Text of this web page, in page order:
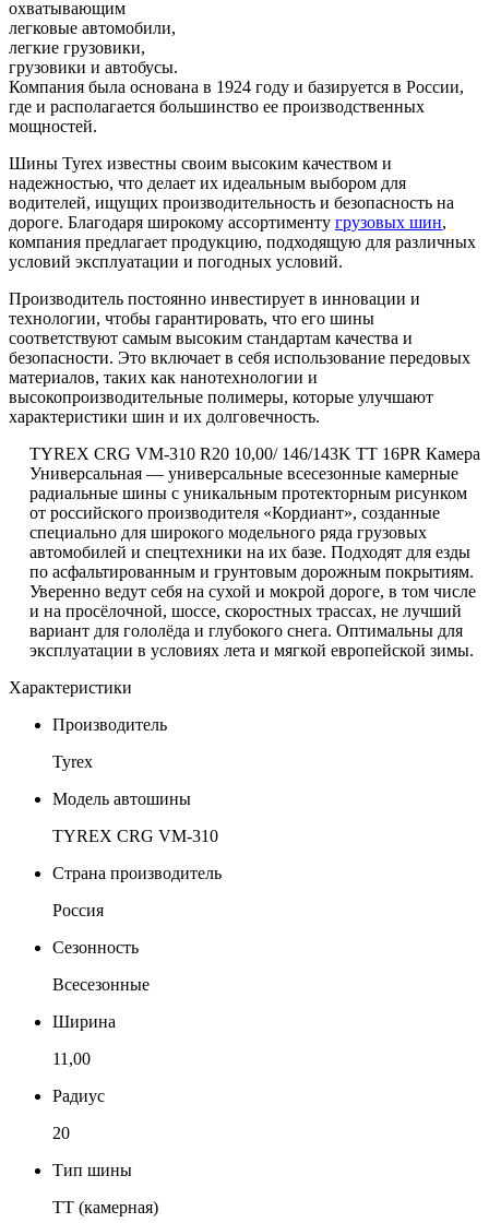
охватывающим
легковые автомобили,
легкие грузовики,
грузовики и автобусы.
Компания была основана в 1924 году и базируется в России,
где и располагается большинство ее производственных
мощностей.
Шины Tyrex известны своим высоким качеством и
надежностью, что делает их идеальным выбором для
водителей, ищущих производительность и безопасность на
дороге. Благодаря широкому ассортименту грузовых шин,
компания предлагает продукцию, подходящую для различных
условий эксплуатации и погодных условий.
Производитель постоянно инвестирует в инновации и
технологии, чтобы гарантировать, что его шины
соответствуют самым высоким стандартам качества и
безопасности. Это включает в себя использование передовых
материалов, таких как нанотехнологии и
высокопроизводительные полимеры, которые улучшают
характеристики шин и их долговечность.
TYREX CRG VM-310 R20 10,00/ 146/143K TT 16PR Камера
Универсальная — универсальные всесезонные камерные
радиальные шины с уникальным протекторным рисунком
от российского производителя «Кордиант», созданные
специально для широкого модельного ряда грузовых
автомобилей и спецтехники на их базе. Подходят для езды
по асфальтированным и грунтовым дорожным покрытиям.
Уверенно ведут себя на сухой и мокрой дороге, в том числе
и на просёлочной, шоссе, скоростных трассах, не лучший
вариант для гололёда и глубокого снега. Оптимальны для
эксплуатации в условиях лета и мягкой европейской зимы.
Характеристики
Производитель
Tyrex
Модель автошины
TYREX CRG VM-310
Страна производитель
Россия
Сезонность
Всесезонные
Ширина
11,00
Радиус
20
Тип шины
TT (камерная)